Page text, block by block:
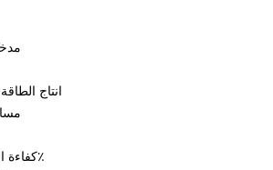
انتاج الطاقة: 100 واط ، 200
كفاءة الشحن اللاسلكي:> 80٪